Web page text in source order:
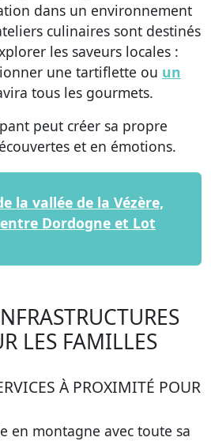
dans un environnement
culinaires sont destinés
les saveurs locales :
une tartiflette ou un
tous les gourmets.
peut créer sa propre
et en émotions.
la vallée de la Vézère,
Dordogne et Lot
LES FAMILLES
À PROXIMITÉ POUR
en montagne avec toute sa